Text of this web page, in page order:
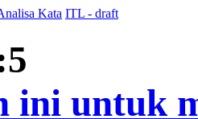
Kata ITL - draft